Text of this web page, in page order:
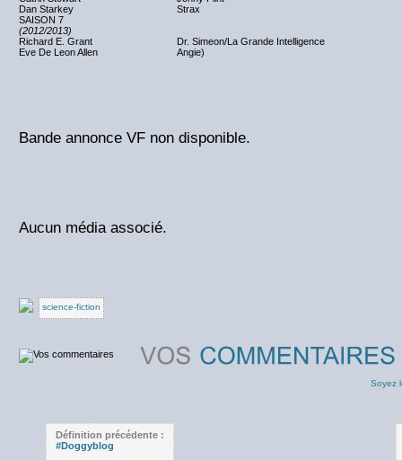
Dan Starkey
Strax
SAISON 7
(2012/2013)
Richard E. Grant
Dr. Simeon/La Grande Intelligence
Eve De Leon Allen
Angie)
Bande annonce VF non disponible.
Aucun média associé.
science-fiction
Soyez
Définition précédente :
#Doggyblog